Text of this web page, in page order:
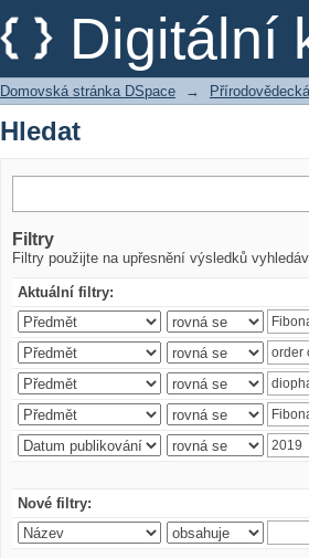
Digitální
Hledat
Domovská stránka DSpace →
Hledat
Filtry
Filtry použijte na upřesnění výsledků
Aktuální filtry:
Nové filtry: